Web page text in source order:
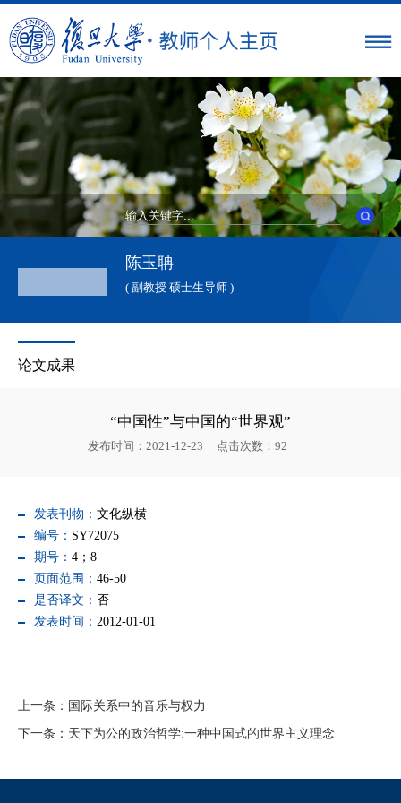
陈玉聃
( 副教授 硕士生导师 )
论文成果
“中国性”与中国的“世界观”
发布时间：2021-12-23 点击次数： 92
发表刊物： 文化纵横
编号： SY72075
期号： 4；8
页面范围： 46-50
是否译文： 否
发表时间： 2012-01-01
上一条：国际关系中的音乐与权力
下一条：天下为公的政治哲学:一种中国式的世界主义理念